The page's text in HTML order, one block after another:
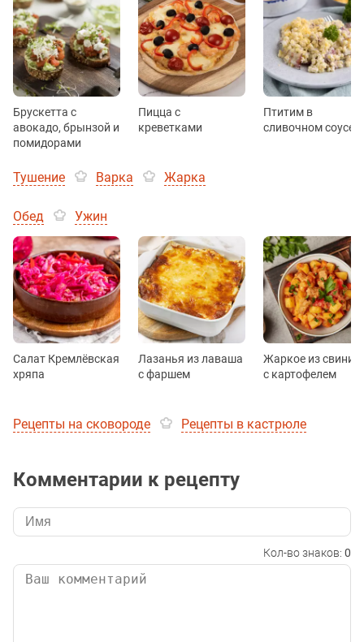
Брускетта с
авокадо, брынзой и
помидорами
Пицца с
креветками
Птитим в
сливочном соусе
Тушение Варка Жарка
Обед Ужин
Салат Кремлёвская
хряпа
Лазанья из лаваша
с фаршем
Жаркое из
с картофелем
Рецепты на сковороде Рецепты в кастрюле
Комментарии к рецепту
Кол-во знаков: 0